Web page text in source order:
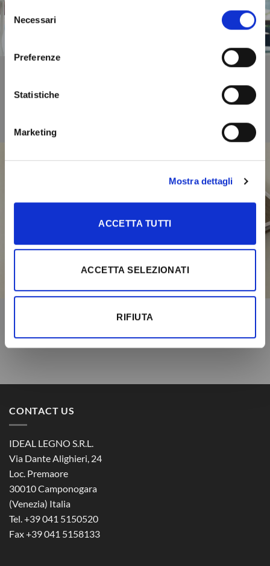
delNecessari
Preferenze
Statistiche
Marketing
Mostra dettagli
ACCETTA TUTTI
ACCETTA SELEZIONATI
RIFIUTA
Download the catalogue
CONTACT US
IDEAL LEGNO S.R.L.
Via Dante Alighieri, 24
Loc. Premaore
30010 Camponogara
(Venezia) Italia
Tel. +39 041 5150520
Fax +39 041 5158133